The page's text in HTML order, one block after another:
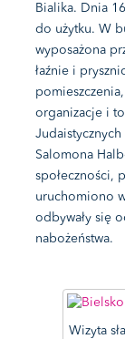
Bialika. Dnia
do użytku. W
wyposażona
łaźnie i
organizacje i
Salomona
społeczności,
uruchomiono
odbywały się
nabożeństwa.
Wizyta